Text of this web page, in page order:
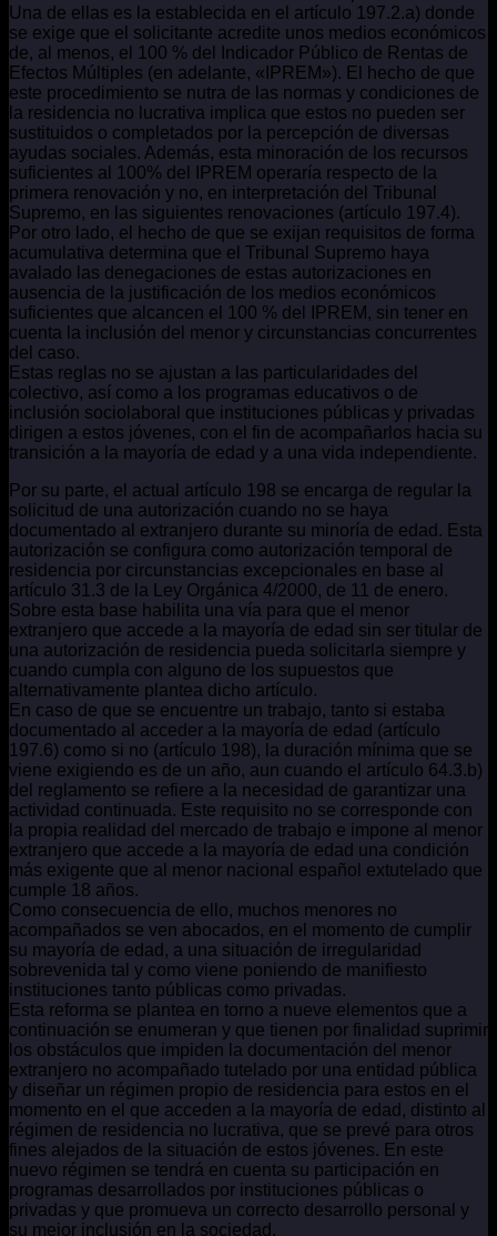
Una de ellas es la establecida en el artículo 197.2.a) donde
se exige que el solicitante acredite unos medios económicos
de, al menos, el 100 % del Indicador Público de Rentas de
Efectos Múltiples (en adelante, «IPREM»). El hecho de que
este procedimiento se nutra de las normas y condiciones de
la residencia no lucrativa implica que estos no pueden ser
sustituidos o completados por la percepción de diversas
ayudas sociales. Además, esta minoración de los recursos
suficientes al 100% del IPREM operaría respecto de la
primera renovación y no, en interpretación del Tribunal
Supremo, en las siguientes renovaciones (artículo 197.4).
Por otro lado, el hecho de que se exijan requisitos de forma
acumulativa determina que el Tribunal Supremo haya
avalado las denegaciones de estas autorizaciones en
ausencia de la justificación de los medios económicos
suficientes que alcancen el 100 % del IPREM, sin tener en
cuenta la inclusión del menor y circunstancias concurrentes
del caso.
Estas reglas no se ajustan a las particularidades del
colectivo, así como a los programas educativos o de
inclusión sociolaboral que instituciones públicas y privadas
dirigen a estos jóvenes, con el fin de acompañarlos hacia su
transición a la mayoría de edad y a una vida independiente.
Por su parte, el actual artículo 198 se encarga de regular la
solicitud de una autorización cuando no se haya
documentado al extranjero durante su minoría de edad. Esta
autorización se configura como autorización temporal de
residencia por circunstancias excepcionales en base al
artículo 31.3 de la Ley Orgánica 4/2000, de 11 de enero.
Sobre esta base habilita una vía para que el menor
extranjero que accede a la mayoría de edad sin ser titular de
una autorización de residencia pueda solicitarla siempre y
cuando cumpla con alguno de los supuestos que
alternativamente plantea dicho artículo.
En caso de que se encuentre un trabajo, tanto si estaba
documentado al acceder a la mayoría de edad (artículo
197.6) como si no (artículo 198), la duración mínima que se
viene exigiendo es de un año, aun cuando el artículo 64.3.b)
del reglamento se refiere a la necesidad de garantizar una
actividad continuada. Este requisito no se corresponde con
la propia realidad del mercado de trabajo e impone al menor
extranjero que accede a la mayoría de edad una condición
más exigente que al menor nacional español extutelado que
cumple 18 años.
Como consecuencia de ello, muchos menores no
acompañados se ven abocados, en el momento de cumplir
su mayoría de edad, a una situación de irregularidad
sobrevenida tal y como viene poniendo de manifiesto
instituciones tanto públicas como privadas.
Esta reforma se plantea en torno a nueve elementos que a
continuación se enumeran y que tienen por finalidad suprimir
los obstáculos que impiden la documentación del menor
extranjero no acompañado tutelado por una entidad pública
y diseñar un régimen propio de residencia para estos en el
momento en el que acceden a la mayoría de edad, distinto al
régimen de residencia no lucrativa, que se prevé para otros
fines alejados de la situación de estos jóvenes. En este
nuevo régimen se tendrá en cuenta su participación en
programas desarrollados por instituciones públicas o
privadas y que promueva un correcto desarrollo personal y
su mejor inclusión en la sociedad.